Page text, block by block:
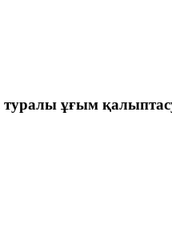
туралы ұғым